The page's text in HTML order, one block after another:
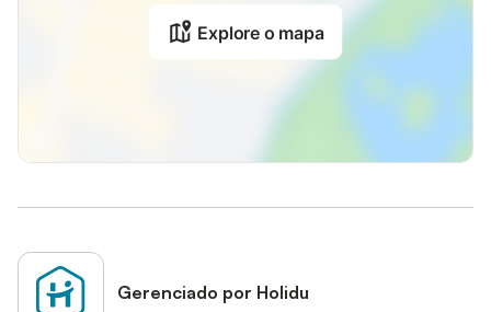
Explore o mapa
Gerenciado por Holidu